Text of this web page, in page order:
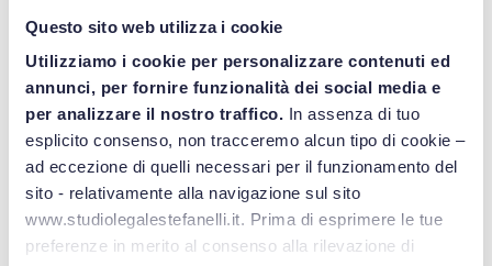
Questo sito web utilizza i cookie
Utilizziamo i cookie per personalizzare contenuti ed
annunci, per fornire funzionalità dei social media e
per analizzare il nostro traffico. In assenza di tuo
esplicito consenso, non tracceremo alcun tipo di cookie –
ad eccezione di quelli necessari per il funzionamento del
sito - relativamente alla navigazione sul sito
www.studiolegalestefanelli.it. Prima di esprimere le tue
preferenze in merito al consenso alla rilevazione di
IIb e III; per gli IVD classe B, C e D).
Per riscontrare il quesito, quindi, è lecito domandarsi se il
rispetto dell’obbligo di copertura finanziaria sia richiesto ai
fabbricanti al fine di svolgere ed aggiornare le procedure di
valutazione di conformità sottoposte al controllo
dell’Organismo Notificato.
Sul punto, l’Allegato 7, punto 4.5., MDR e IVDR, rubricato